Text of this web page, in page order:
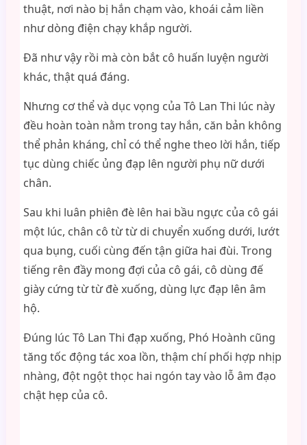
thuật, nơi nào bị hắn chạm vào, khoái cảm liền
như dòng điện chạy khắp người.
Đã như vậy rồi mà còn bắt cô huấn luyện người
khác, thật quá đáng.
Nhưng cơ thể và dục vọng của Tô Lan Thi lúc này
đều hoàn toàn nằm trong tay hắn, căn bản không
thể phản kháng, chỉ có thể nghe theo lời hắn, tiếp
tục dùng chiếc ủng đạp lên người phụ nữ dưới
chân.
Sau khi luân phiên đè lên hai bầu ngực của cô gái
một lúc, chân cô từ từ di chuyển xuống dưới, lướt
qua bụng, cuối cùng đến tận giữa hai đùi. Trong
tiếng rên đầy mong đợi của cô gái, cô dùng đế
giày cứng từ từ đè xuống, dùng lực đạp lên âm
hộ.
Đúng lúc Tô Lan Thi đạp xuống, Phó Hoành cũng
tăng tốc động tác xoa lồn, thậm chí phối hợp nhịp
nhàng, đột ngột thọc hai ngón tay vào lỗ âm đạo
chật hẹp của cô.